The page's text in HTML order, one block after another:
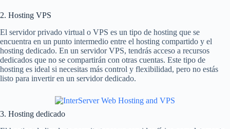
2. Hosting VPS
El servidor privado virtual o VPS es un tipo de hosting que se
encuentra en un punto intermedio entre el hosting compartido y el
hosting dedicado. En un servidor VPS, tendrás acceso a recursos
dedicados que no se compartirán con otras cuentas. Este tipo de
hosting es ideal si necesitas más control y flexibilidad, pero no estás
listo para invertir en un servidor dedicado.
3. Hosting dedicado